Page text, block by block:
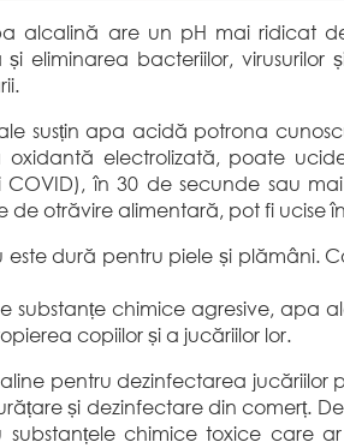
alcalină are un pH mai ridicat
eliminarea bacteriilor, virusurilor
susțin apa acidă potrona
electrolizată, poate
COVID), în 30 de secunde sau
de otrăvire alimentară, pot fi ucise
dură pentru piele și plămâni.
substanțe chimice agresive, apa
copiilor și a jucăriilor lor.
pentru dezinfectarea
și dezinfectare din comerț.
chimice toxice care